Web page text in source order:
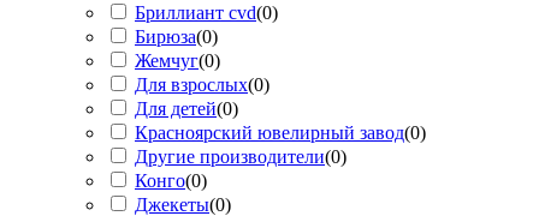
Бриллиант cvd(0)
Бирюза(0)
Жемчуг(0)
Для взрослых(0)
Для детей(0)
Красноярский ювелирный завод(0)
Другие производители(0)
Конго(0)
Джекеты(0)